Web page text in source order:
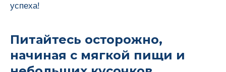
успеха!
Питайтесь осторожно,
начиная с мягкой пищи и